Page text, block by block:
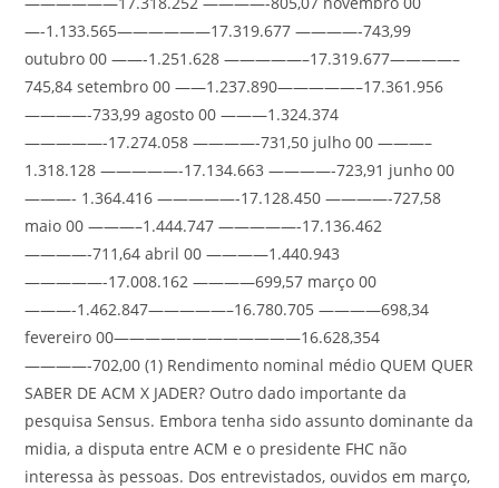
—-1.133.565——————17.319.677 ————-743,99
outubro 00 ——-1.251.628 —————–17.319.677————–
745,84 setembro 00 ——1.237.890—————–17.361.956
————-733,99 agosto 00 ———1.324.374
—————-17.274.058 ————-731,50 julho 00 ———–
1.318.128 —————-17.134.663 ————-723,91 junho 00
———- 1.364.416 —————-17.128.450 ————-727,58
maio 00 ———–1.444.747 —————-17.136.462
————-711,64 abril 00 ————1.440.943
—————-17.008.162 ————699,57 março 00
———-1.462.847—————–16.780.705 ————698,34
fevereiro 00————————————16.628,354
————-702,00 (1) Rendimento nominal médio QUEM QUER
SABER DE ACM X JADER? Outro dado importante da
pesquisa Sensus. Embora tenha sido assunto dominante da
midia, a disputa entre ACM e o presidente FHC não
interessa às pessoas. Dos entrevistados, ouvidos em março,